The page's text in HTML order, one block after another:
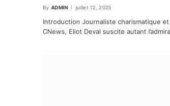
By ADMIN juillet 12, 2025
Introduction Journaliste charismatique
CNews, Eliot Deval suscite autant